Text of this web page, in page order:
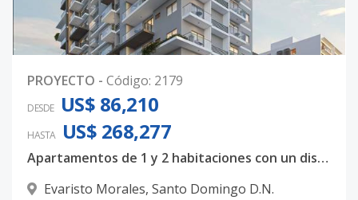
PROYECTO - Código: 2179
DESDE US$ 86,210
HASTA US$ 268,277
Apartamentos de 1 y 2 habitaciones con un diseño totalmente majestuoso
Evaristo Morales, Santo Domingo D.N.